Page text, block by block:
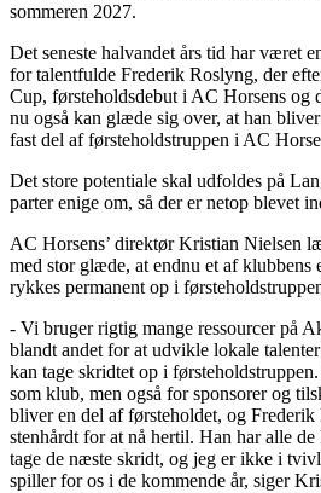
sommeren 2027.
Det seneste halvandet års tid har været
for talentfulde Frederik Roslyng, der
Cup, førsteholdsdebut i AC Horsens og
nu også kan glæde sig over, at han
fast del af førsteholdstruppen i AC
Det store potentiale skal udfoldes på
parter enige om, så der er netop blevet
AC Horsens’ direktør Kristian Nielsen
med stor glæde, at endnu et af klubbens
rykkes permanent op i
- Vi bruger rigtig mange ressourcer på
blandt andet for at udvikle lokale
kan tage skridtet op i
som klub, men også for sponsorer og
bliver en del af førsteholdet, og Frederik
stenhårdt for at nå hertil. Han har alle
tage de næste skridt, og jeg er ikke i
spiller for os i de kommende år, siger